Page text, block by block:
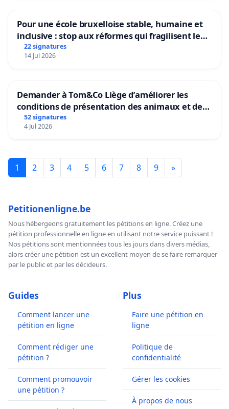
Pour une école bruxelloise stable, humaine et
inclusive : stop aux réformes qui fragilisent le
primaire
22 signatures
14 Jul 2026
Demander à Tom&Co Liège d’améliorer les
conditions de présentation des animaux et de
mettre fin à la vente d’animaux en magasin
52 signatures
4 Jul 2026
1 2 3 4 5 6 7 8 9 »
Petitionenligne.be
Nous hébergeons gratuitement les pétitions en ligne. Créez une
pétition professionnelle en ligne en utilisant notre service puissant !
Nos pétitions sont mentionnées tous les jours dans divers médias,
alors créer une pétition est un excellent moyen de se faire remarquer
par le public et par les décideurs.
Guides
Comment lancer une
pétition en ligne
Comment rédiger une
pétition ?
Comment promouvoir
une pétition ?
Plus
Faire une pétition en
ligne
Politique de
confidentialité
Gérer les cookies
À propos de nous